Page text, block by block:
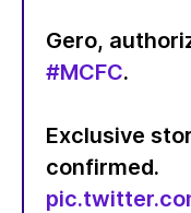
Gero,
#MCFC.
Exclusive
confirmed.